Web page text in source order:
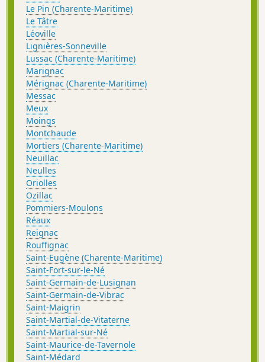
Le Pin (Charente-Maritime)
Le Tâtre
Léoville
Lignières-Sonneville
Lussac (Charente-Maritime)
Marignac
Mérignac (Charente-Maritime)
Messac
Meux
Moings
Montchaude
Mortiers (Charente-Maritime)
Neuillac
Neulles
Oriolles
Ozillac
Pommiers-Moulons
Réaux
Reignac
Rouffignac
Saint-Eugène (Charente-Maritime)
Saint-Fort-sur-le-Né
Saint-Germain-de-Lusignan
Saint-Germain-de-Vibrac
Saint-Maigrin
Saint-Martial-de-Vitaterne
Saint-Martial-sur-Né
Saint-Maurice-de-Tavernole
Saint-Médard